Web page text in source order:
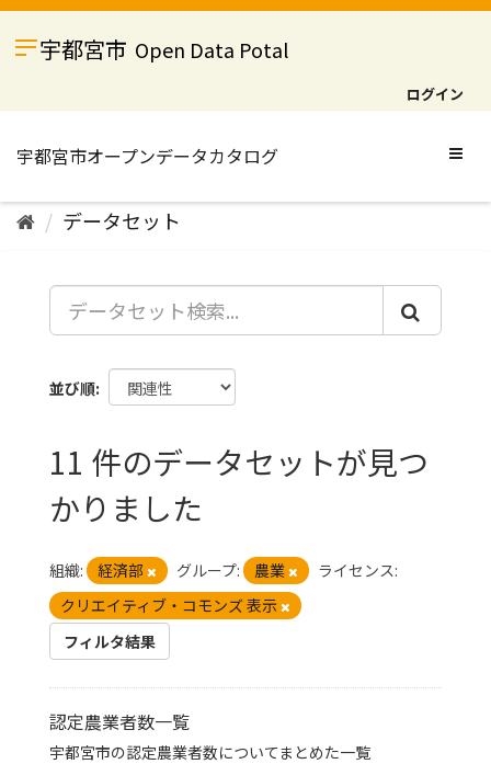
ス
宇都宮市 Open Data Potal
ログイン
データセット
並び順
11 件のデータセットが見つ
かりました
組織: 経済部 グループ: 農業
ライセンス:
クリエイティブ・コモンズ 表示
フィルタ結果
認定農業者数一覧
宇都宮市の認定農業者数についてまとめた一覧